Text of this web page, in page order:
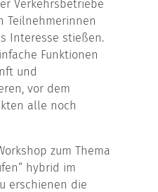
Verkehrsbetriebe
Teilnehmerinnen
Interesse stießen.
Funktionen
und
vor dem
alle noch
zum Thema
hybrid im
erschienen die